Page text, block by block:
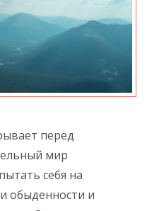
перед
мир
себя на
обыденности и